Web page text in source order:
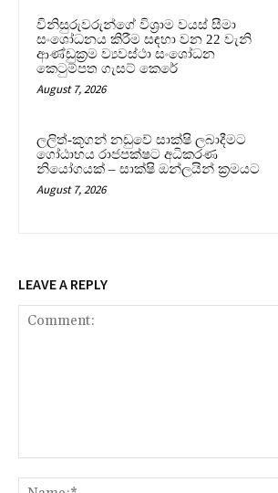
විනිසුරුවරුන්ගේ විශ්‍රාම වයස් සීමා
සංශෝධනය කිරීම සඳහා වන 22 වැනි
ආණ්ඩුක්‍රම ව්‍යවස්ථා සංශෝධන
කෙටුම්පත ගැසට් කෙරේ
August 7, 2026
ලලිත්-කූගන් නඩුවේ සාක්ෂි ලබාදීමට
ගෝඨාභය රාජපක්ෂට අධිකරණ
නියෝගයක් – සාක්ෂි ඔන්ලයින් ක්‍රමයට
August 7, 2026
LEAVE A REPLY